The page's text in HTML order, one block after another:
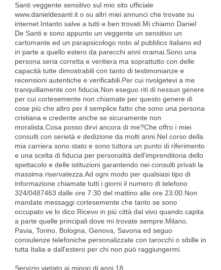
Santi veggente sensitivo sul mio sito ufficiale
www.danieldesanti.it o su altri miei annunci che trovate su
internet.Intanto salve a tutti e ben trovati.Mi chiamo Daniel
De Santi e sono appunto un veggente un sensitivo un
cartomante ed un parapsicologo noto al pubblico italiano ed
in parte a quello estero da parecchi anni oramai.Sono una
persona seria corretta e veritiera ma soprattutto con delle
capacità tutte dimostrabili con tanto di testimonianze e
recensioni autentiche e verificabili.Per cui rivolgetevi a me
tranquillamente con fiducia.Non eseguo riti di nessun genere
per cui cortesemente non chiamate per questo genere di
cose più che altro per il semplice fatto che sono una persona
cristiana e credente anche se sicuramente non
moralista.Cosa posso dirvi ancora di me?Che offro i miei
consulti con serietà e dedizione da molti anni.Nel corso della
mia carriera sono stato e sono tuttora un punto di riferimento
e una scelta di fiducia per personalità dell'imprenditoria dello
spettacolo e delle istituzioni garantendo nei consulti privati la
massima riservatezza.Ad ogni modo per qualsiasi tipo di
informazione chiamate tutti i giorni il numero di telefono
324/0487463 dalle ore 7:30 del mattino alle ore 23:00.Non
mandate messaggi cortesemente che tanto se sono
occupato ve lo dico.Ricevo in più città dal vivo quando capita
a parte quelle principali dove mi trovate sempre:Milano,
Pavia, Torino, Bologna, Genova, Savona ed seguo
consulenze telefoniche personalizzate con tarocchi o sibille in
tutta Italia e dall'estero per chi non può raggiungermi.
Servizio vietato ai minori di anni 18.